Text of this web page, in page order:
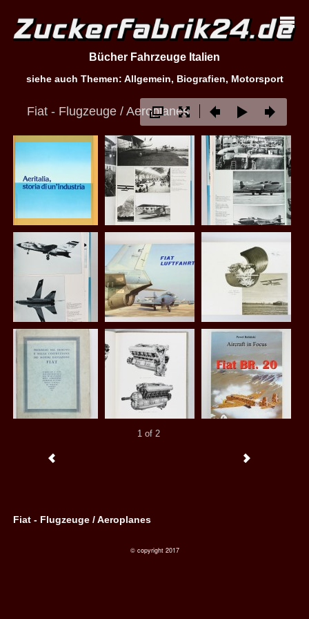
Bücher Fahrzeuge Italien
siehe auch Themen: Allgemein, Biografien, Motorsport
1 of 2
Fiat - Flugzeuge / Aeroplanes
Fiat - Flugzeuge / Aeroplanes
© copyright 2017